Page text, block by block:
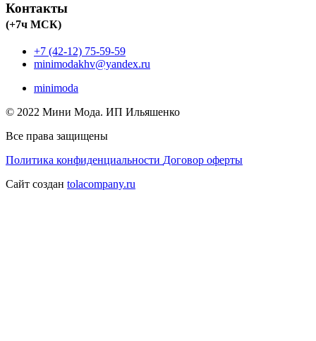
Контакты
(+7ч МСК)
+7 (42-12) 75-59-59
minimodakhv@yandex.ru
minimoda
© 2022 Мини Мода. ИП Ильяшенко
Все права защищены
Политика конфиденциальности Договор оферты
Сайт создан tolacompany.ru